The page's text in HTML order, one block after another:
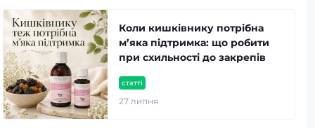
статті
27 липня
Коли кишківнику потрібна
м’яка підтримка: що робити
при схильності до закрепів